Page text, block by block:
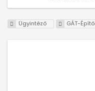
Ügyintéző GÁT-